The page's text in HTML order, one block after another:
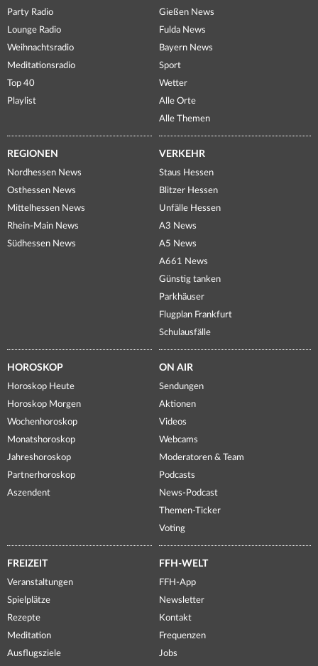
Party Radio
Lounge Radio
Weihnachtsradio
Meditationsradio
Top 40
Playlist
Gießen News
Fulda News
Bayern News
Sport
Wetter
Alle Orte
Alle Themen
REGIONEN
Nordhessen News
Osthessen News
Mittelhessen News
Rhein-Main News
Südhessen News
VERKEHR
Staus Hessen
Blitzer Hessen
Unfälle Hessen
A3 News
A5 News
A661 News
Günstig tanken
Parkhäuser
Flugplan Frankfurt
Schulausfälle
HOROSKOP
Horoskop Heute
Horoskop Morgen
Wochenhoroskop
Monatshoroskop
Jahreshoroskop
Partnerhoroskop
Aszendent
ON AIR
Sendungen
Aktionen
Videos
Webcams
Moderatoren & Team
Podcasts
News-Podcast
Themen-Ticker
Voting
FREIZEIT
Veranstaltungen
Spielplätze
Rezepte
Meditation
Ausflugsziele
FFH-WELT
FFH-App
Newsletter
Kontakt
Frequenzen
Jobs